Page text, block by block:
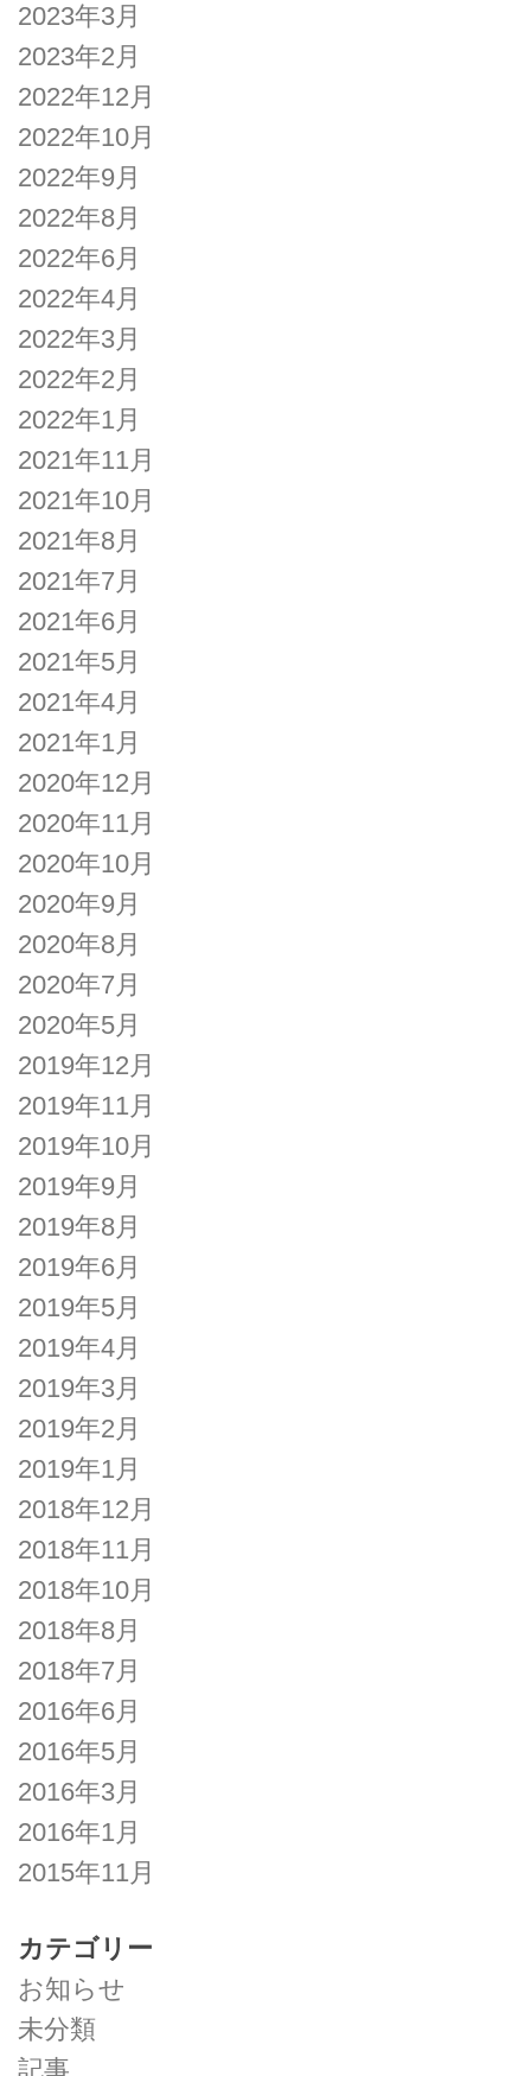
2023年3月
2023年2月
2022年12月
2022年10月
2022年9月
2022年8月
2022年6月
2022年4月
2022年3月
2022年2月
2022年1月
2021年11月
2021年10月
2021年8月
2021年7月
2021年6月
2021年5月
2021年4月
2021年1月
2020年12月
2020年11月
2020年10月
2020年9月
2020年8月
2020年7月
2020年5月
2019年12月
2019年11月
2019年10月
2019年9月
2019年8月
2019年6月
2019年5月
2019年4月
2019年3月
2019年2月
2019年1月
2018年12月
2018年11月
2018年10月
2018年8月
2018年7月
2016年6月
2016年5月
2016年3月
2016年1月
2015年11月
カテゴリー
お知らせ
未分類
記事